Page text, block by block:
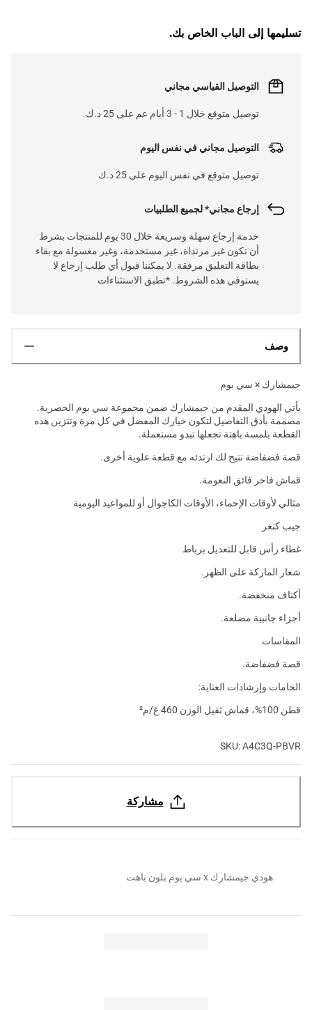
L
O
A
D
I
N
.
.
تسليمها إلى الباب الخاص بك.
التوصيل القياسي مجاني
توصيل متوقع خلال 1 - 3 أيام عم على 25 د.ك
التوصيل مجاني في نفس اليوم
توصيل متوقع في نفس اليوم على 25 د.ك
إرجاع مجاني* لجميع الطلبيات
خدمة إرجاع سهلة وسريعة خلال 30 يوم للمنتجات بشرط
أن تكون غير مرتداة، غير مستخدمة، وغير مغسولة مع بقاء
بطاقة التعليق مرفقة. لا يمكننا قبول أي طلب إرجاع لا
يستوفي هذه الشروط. *تطبق الاستثناءات
وصف
جيمشارك × سي بوم
يأتي الهودي المقدم من جيمشارك ضمن مجموعة سي بوم الحصرية.
مصممة بأدق التفاصيل لتكون خيارك المفضل في كل مرة وتتزين هذه
القطعة بلمسة باهتة تجعلها تبدو مستعملة.
قصة فضفاضة تتيح لك ارتدئه مع قطعة علوية أخرى.
قماش فاخر فائق النعومة.
مثالي لأوقات الإحماء، الأوقات الكاجوال أو للمواعيد اليومية
جيب كنغر
غطاء رأس قابل للتعديل برباط
شعار الماركة على الظهر.
أكتاف منخفضة.
أجزاء جانبية مضلعة.
المقاسات
قصة فضفاضة.
الخامات وإرشادات العناية:
قطن 100%، قماش ثقيل الوزن 460 غ/م²
SKU: A4C3Q-PBVR
مشاركة
هودي جيمشارك x سي بوم بلون باهت